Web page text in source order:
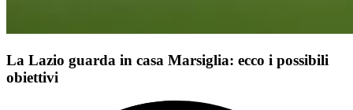
La Lazio guarda in casa Marsiglia: ecco i possibili
obiettivi